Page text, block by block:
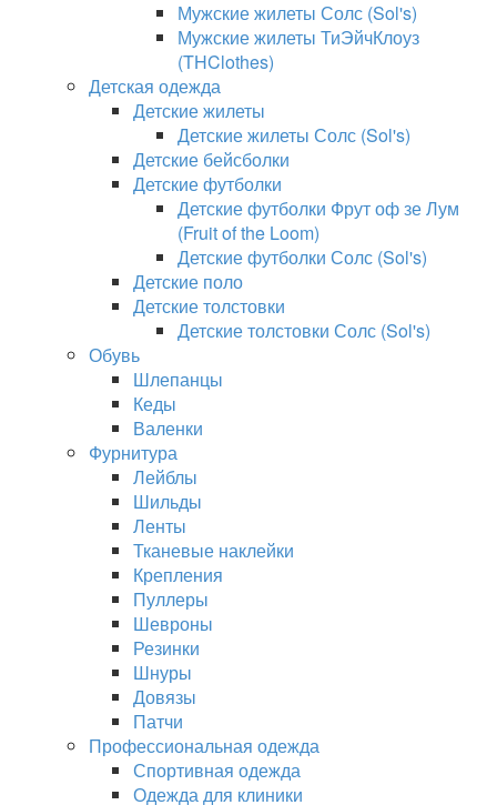
Мужские жилеты Солс (Sol's)
Мужские жилеты ТиЭйчКлоуз
(THClothes)
Детская одежда
Детские жилеты
Детские жилеты Солс (Sol's)
Детские бейсболки
Детские футболки
Детские футболки Фрут оф зе Лум
(Fruit of the Loom)
Детские футболки Солс (Sol's)
Детские поло
Детские толстовки
Детские толстовки Солс (Sol's)
Обувь
Шлепанцы
Кеды
Валенки
Фурнитура
Лейблы
Шильды
Ленты
Тканевые наклейки
Крепления
Пуллеры
Шевроны
Резинки
Шнуры
Довязы
Патчи
Профессиональная одежда
Спортивная одежда
Одежда для клиники